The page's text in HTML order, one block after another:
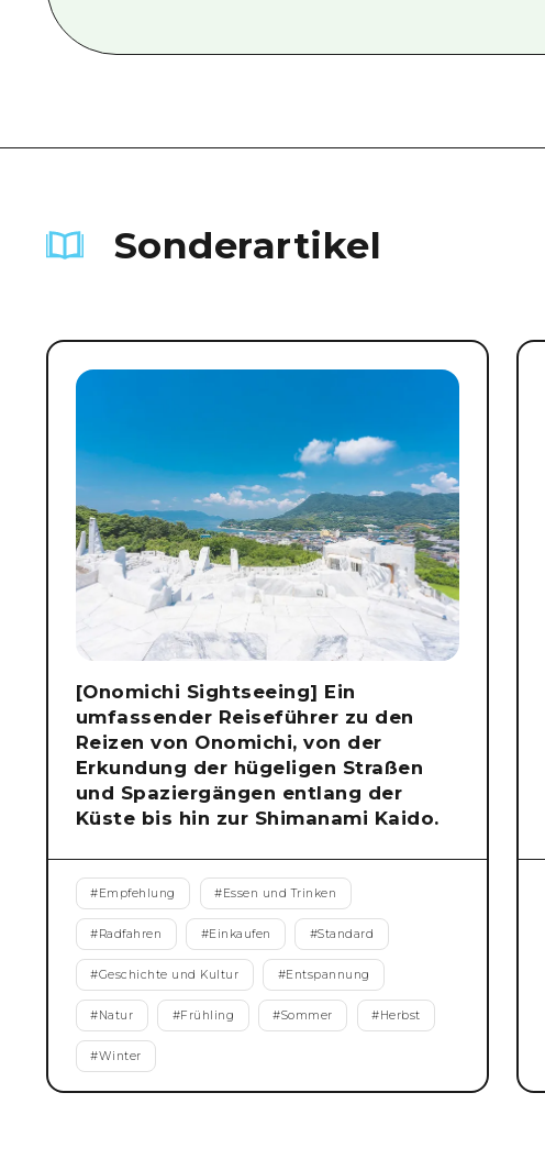
Sonderartikel
[Onomichi Sightseeing] Ein
umfassender Reiseführer zu den
Reizen von Onomichi, von der
Erkundung der hügeligen Straßen
und Spaziergängen entlang der
Küste bis hin zur Shimanami Kaido.
#Empfehlung #Essen und Trinken
#Radfahren #Einkaufen #Standard
#Geschichte und Kultur #Entspannung
#Natur #Frühling #Sommer #Herbst
#Winter